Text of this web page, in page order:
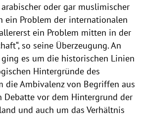
oder gar muslimischer
ein Problem der internationalen
ein Problem mitten in der
so seine Überzeugung. An
es um die historischen Linien
Hintergründe des
die Ambivalenz von Begriffen aus
Debatte vor dem Hintergrund der
und auch um das Verhältnis